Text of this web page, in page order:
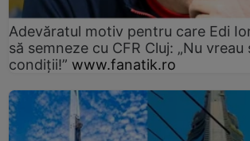
Adevăratul motiv pentru care Edi
să semneze cu CFR Cluj: „Nu
condiții!” www.fanatik.ro